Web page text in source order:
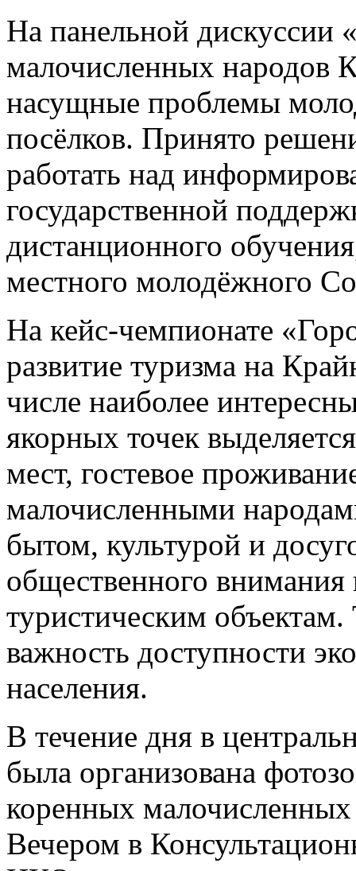
На панельной дискуссии
малочисленных народов
насущные проблемы
посёлков. Принято
работать над
государственной
дистанционного
местного молодёжного
На кейс-чемпионате
развитие туризма на
числе наиболее
якорных точек
мест, гостевое
малочисленными
бытом, культурой и
общественного
туристическим
важность доступности
населения.
В течение дня в
была организована
коренных
Вечером в